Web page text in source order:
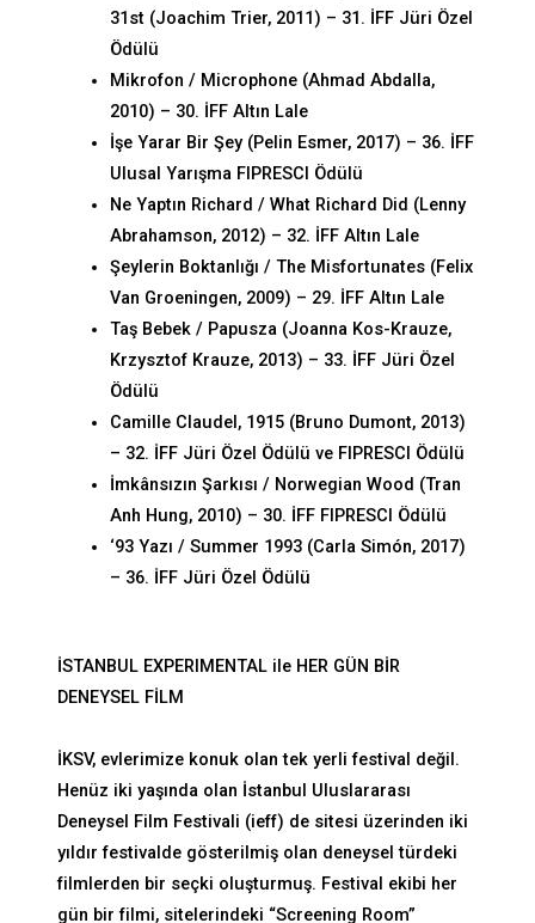
31st (Joachim Trier, 2011) – 31. İFF Jüri Özel
Ödülü
Mikrofon / Microphone (Ahmad Abdalla,
2010) – 30. İFF Altın Lale
İşe Yarar Bir Şey (Pelin Esmer, 2017) – 36. İFF
Ulusal Yarışma FIPRESCI Ödülü
Ne Yaptın Richard / What Richard Did (Lenny
Abrahamson, 2012) – 32. İFF Altın Lale
Şeylerin Boktanlığı / The Misfortunates (Felix
Van Groeningen, 2009) – 29. İFF Altın Lale
Taş Bebek / Papusza (Joanna Kos-Krauze,
Krzysztof Krauze, 2013) – 33. İFF Jüri Özel
Ödülü
Camille Claudel, 1915 (Bruno Dumont, 2013)
– 32. İFF Jüri Özel Ödülü ve FIPRESCI Ödülü
İmkânsızın Şarkısı / Norwegian Wood (Tran
Anh Hung, 2010) – 30. İFF FIPRESCI Ödülü
‘93 Yazı / Summer 1993 (Carla Simón, 2017)
– 36. İFF Jüri Özel Ödülü
İSTANBUL EXPERIMENTAL ile HER GÜN BİR
DENEYSEL FİLM
İKSV, evlerimize konuk olan tek yerli festival değil.
Henüz iki yaşında olan İstanbul Uluslararası
Deneysel Film Festivali (ieff) de sitesi üzerinden iki
yıldır festivalde gösterilmiş olan deneysel türdeki
filmlerden bir seçki oluşturmuş. Festival ekibi her
gün bir filmi, sitelerindeki “Screening Room”